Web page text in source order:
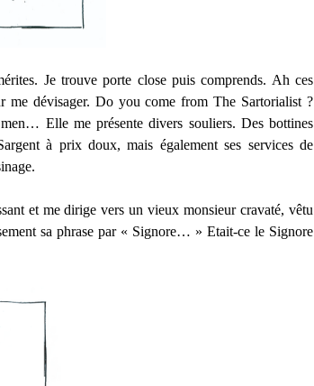
Je trouve porte close puis comprends. Ah ces
dévisager. Do you come from The Sartorialist ?
Elle me présente divers souliers. Des bottines
à prix doux, mais également ses services de
et me dirige vers un vieux monsieur cravaté, vêtu
sa phrase par « Signore… » Etait-ce le Signore